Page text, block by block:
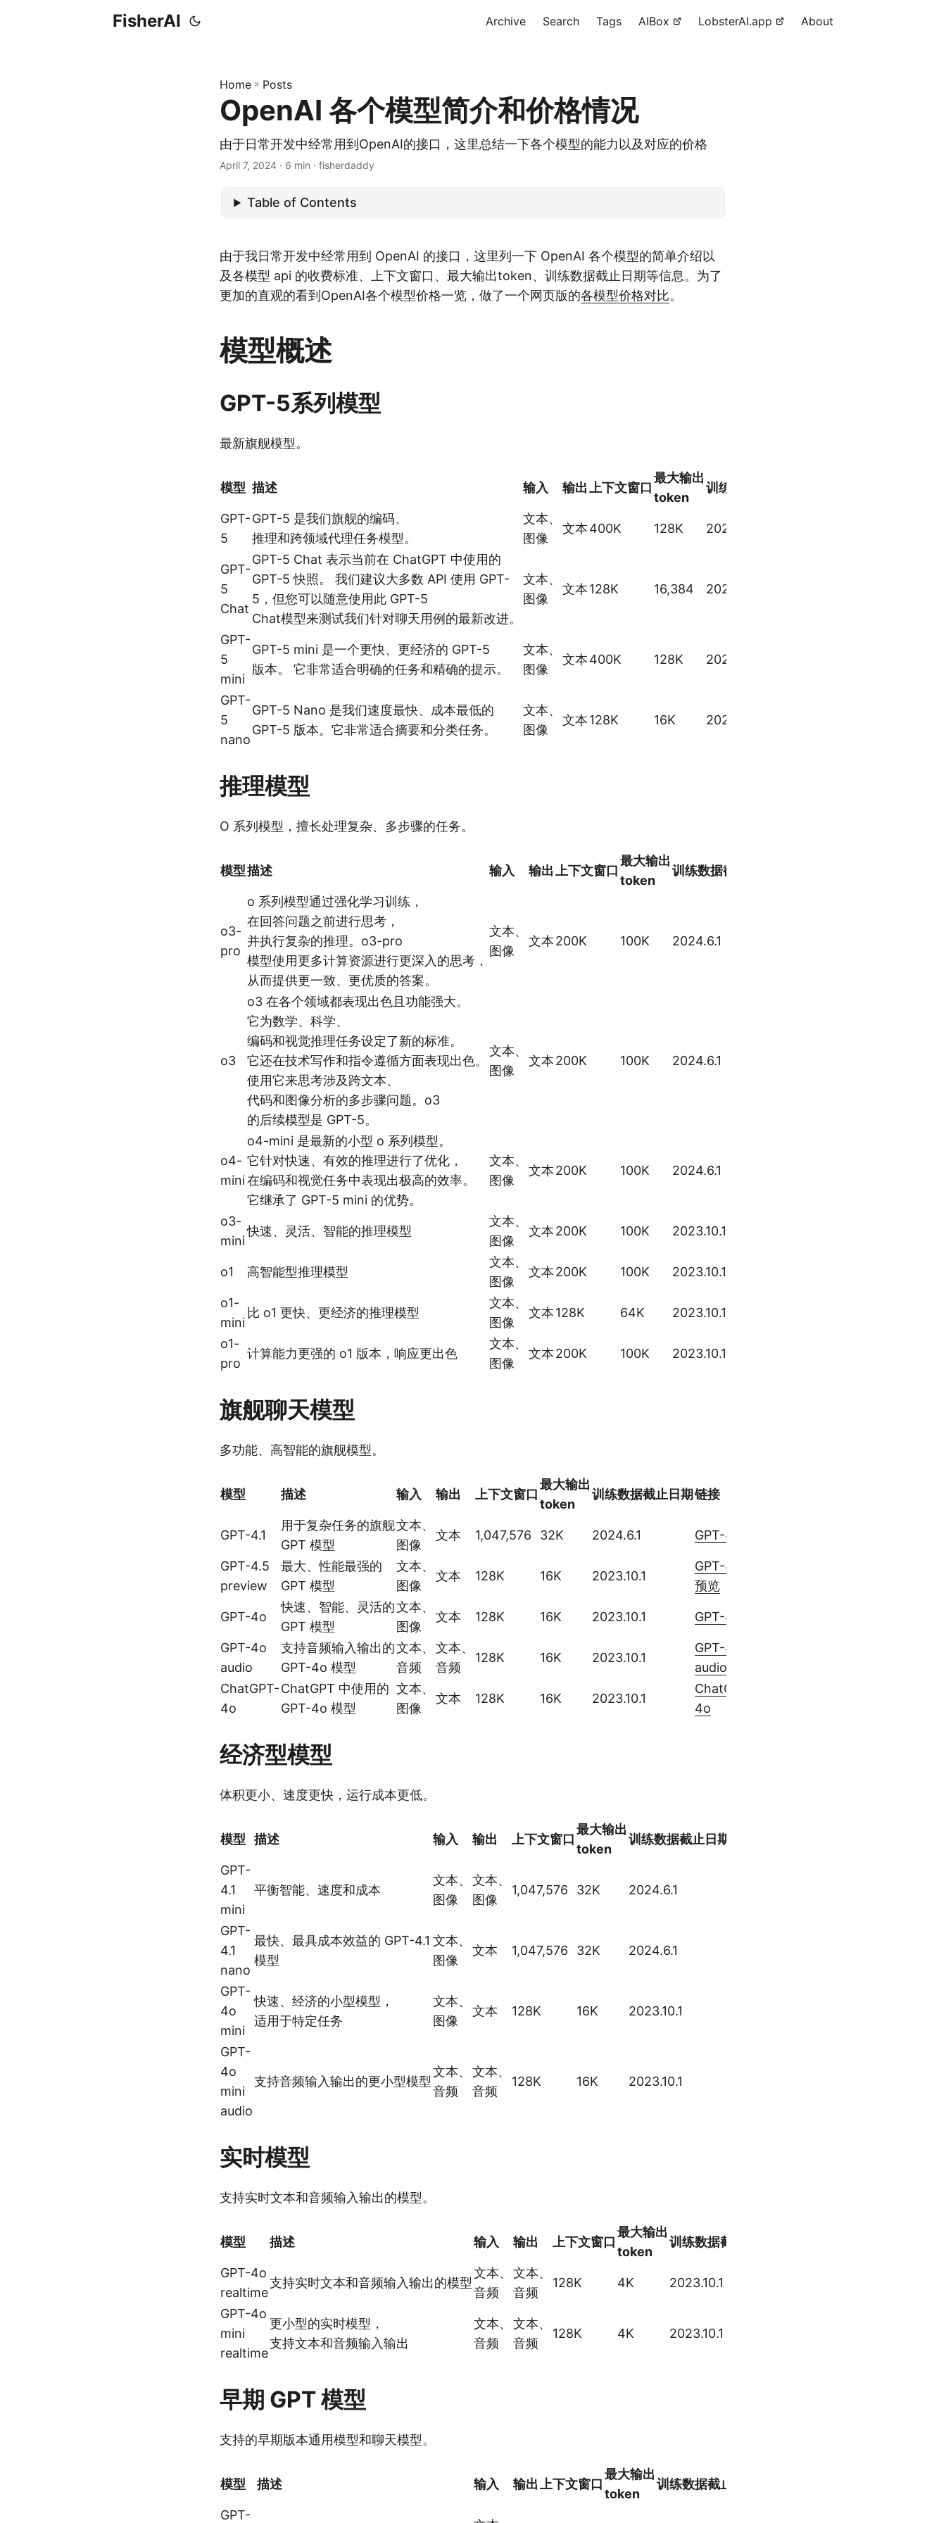
FisherAI Archive Search Tags AIBox LobsterAI.app About
Home » Posts
OpenAI 各个模型简介和价格情况
由于日常开发中经常用到OpenAI的接口，这里总结一下各个模型的能力以及对应的价格
April 7, 2024 · 6 min · fisherdaddy
Table of Contents
由于我日常开发中经常用到 OpenAI 的接口，这里列一下 OpenAI 各个模型的简单介绍以
及各模型 api 的收费标准、上下文窗口、最大输出token、训练数据截止日期等信息。为了
更加的直观的看到OpenAI各个模型价格一览，做了一个网页版的各模型价格对比。
模型概述
GPT-5系列模型
最新旗舰模型。
模型 描述 输入 输出上下文窗口
最大输出
token
训练数据截止日期
GPT-
5
GPT-5 是我们旗舰的编码、
推理和跨领域代理任务模型。
文本、
图像
文本400K 128K 2024.9.30
GPT-
5
Chat
GPT-5 Chat 表示当前在 ChatGPT 中使用的
GPT-5 快照。 我们建议大多数 API 使用 GPT-
5，但您可以随意使用此 GPT-5
Chat模型来测试我们针对聊天用例的最新改进。
文本、
图像
文本128K 16,384 2024.9.30
GPT-
5
mini
GPT-5 mini 是一个更快、更经济的 GPT-5
版本。 它非常适合明确的任务和精确的提示。
文本、
图像
文本400K 128K 2024.9.30
GPT-
5
nano
GPT-5 Nano 是我们速度最快、成本最低的
GPT-5 版本。它非常适合摘要和分类任务。
文本、
图像
文本128K 16K 2024.9.30
推理模型
O 系列模型，擅长处理复杂、多步骤的任务。
模型描述 输入 输出上下文窗口
最大输出
token
训练数据截止日期
o3-
pro
o 系列模型通过强化学习训练，
在回答问题之前进行思考，
并执行复杂的推理。o3-pro
模型使用更多计算资源进行更深入的思考，
从而提供更一致、更优质的答案。
文本、
图像
文本200K 100K 2024.6.1
o3
o3 在各个领域都表现出色且功能强大。
它为数学、科学、
编码和视觉推理任务设定了新的标准。
它还在技术写作和指令遵循方面表现出色。
使用它来思考涉及跨文本、
代码和图像分析的多步骤问题。o3
的后续模型是 GPT-5。
文本、
图像
文本200K 100K 2024.6.1
o4-
mini
o4-mini 是最新的小型 o 系列模型。
它针对快速、有效的推理进行了优化，
在编码和视觉任务中表现出极高的效率。
它继承了 GPT-5 mini 的优势。
文本、
图像
文本200K 100K 2024.6.1
o3-
mini
快速、灵活、智能的推理模型
文本、
图像
文本200K 100K 2023.10.1
o1 高智能型推理模型
文本、
图像
文本200K 100K 2023.10.1
o1-
mini
比 o1 更快、更经济的推理模型
文本、
图像
文本128K 64K 2023.10.1
o1-
pro
计算能力更强的 o1 版本，响应更出色
文本、
图像
文本200K 100K 2023.10.1
旗舰聊天模型
多功能、高智能的旗舰模型。
模型 描述 输入 输出 上下文窗口
最大输出
token
训练数据截止日期链接
GPT-4.1
用于复杂任务的旗舰
GPT 模型
文本、
图像
文本 1,047,576 32K 2024.6.1 GPT-4.1
GPT-4.5
preview
最大、性能最强的
GPT 模型
文本、
图像
文本 128K 16K 2023.10.1
GPT-4.5
预览
GPT-4o
快速、智能、灵活的
GPT 模型
文本、
图像
文本 128K 16K 2023.10.1 GPT-4o
GPT-4o
audio
支持音频输入输出的
GPT-4o 模型
文本、
音频
文本、
音频
128K 16K 2023.10.1
GPT-4o
audio
ChatGPT-
4o
ChatGPT 中使用的
GPT-4o 模型
文本、
图像
文本 128K 16K 2023.10.1
ChatGPT-
4o
经济型模型
体积更小、速度更快，运行成本更低。
模型 描述 输入 输出 上下文窗口
最大输出
token
训练数据截止日期
GPT-
4.1
mini
平衡智能、速度和成本
文本、
图像
文本、
图像
1,047,576 32K 2024.6.1
GPT-
4.1
nano
最快、最具成本效益的 GPT-4.1
模型
文本、
图像
文本 1,047,576 32K 2024.6.1
GPT-
4o
mini
快速、经济的小型模型，
适用于特定任务
文本、
图像
文本 128K 16K 2023.10.1
GPT-
4o
mini
audio
支持音频输入输出的更小型模型
文本、
音频
文本、
音频
128K 16K 2023.10.1
实时模型
支持实时文本和音频输入输出的模型。
模型 描述 输入 输出 上下文窗口
最大输出
token
训练数据截止日期
GPT-4o
realtime
支持实时文本和音频输入输出的模型
文本、
音频
文本、
音频
128K 4K 2023.10.1
GPT-4o
mini
realtime
更小型的实时模型，
支持文本和音频输入输出
文本、
音频
文本、
音频
128K 4K 2023.10.1
早期 GPT 模型
支持的早期版本通用模型和聊天模型。
模型 描述 输入 输出上下文窗口
最大输出
token
训练数据截止日期
GPT-